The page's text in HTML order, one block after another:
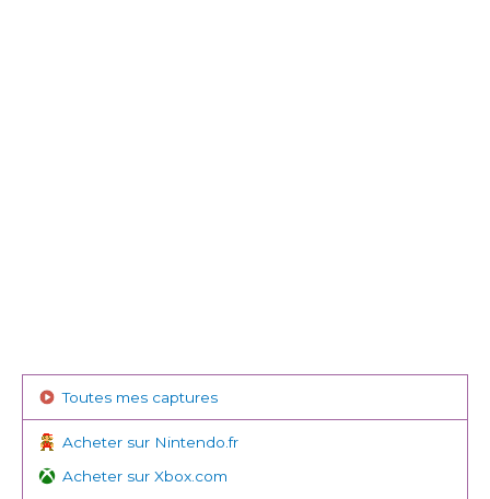
Toutes mes captures
Acheter sur Nintendo.fr
Acheter sur Xbox.com